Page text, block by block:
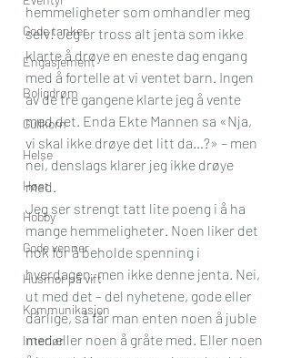
Gode tanker
Engasjement
Boligdrøm
Gullkorn
Helse
Høst
Hobby
Gode venner
Husmor på vift
Kommunikasjon
Interiør
hemmeligheter som omhandler meg
selv! Jeg er tross alt jenta som ikke
klarte å drøye en eneste dag engang
med å fortelle at vi ventet barn. Ingen
av de tre gangene klarte jeg å vente
med det. Enda Ekte Mannen sa «Nja,
vi skal ikke drøye det litt da…?» – men
nei, denslags klarer jeg ikke drøye
med.
Jeg ser strengt tatt lite poeng i å ha
mange hemmeligheter. Noen liker det
nok for å beholde spenning i
hverdagen, men ikke denne jenta. Nei,
ut med det – del nyhetene, gode eller
dårlige, så får man enten noen å juble
med eller noen å gråte med. Eller noen